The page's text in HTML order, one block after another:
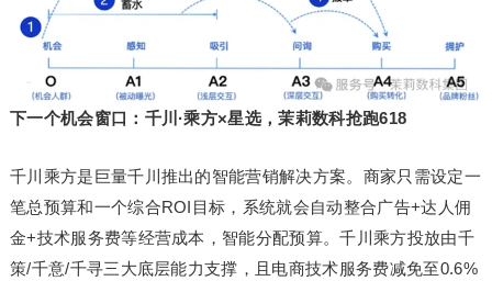
下一个机会窗口：千川·乘方×星选，茉莉数科抢跑618
千川乘方是巨量千川推出的智能营销解决方案。商家只需设定一
笔总预算和一个综合ROI目标，系统就会自动整合广告+达人佣
金+技术服务费等经营成本，智能分配预算。千川乘方投放由千
策/千意/千寻三大底层能力支撑，且电商技术服务费减免至0.6%